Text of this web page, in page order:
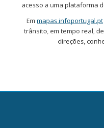
acesso a uma plataforma
Em mapas.infoportugal.pt
trânsito, em tempo real,
direções,